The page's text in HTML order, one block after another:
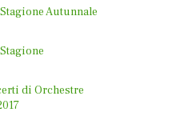
Autunnale
di Orchestre